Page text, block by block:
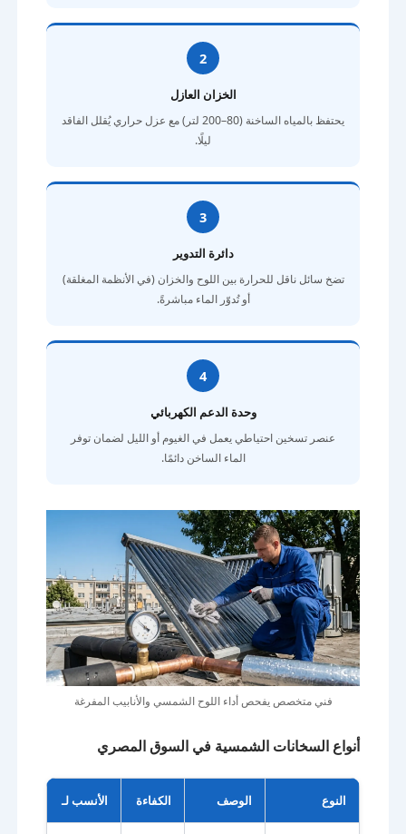
2
الخزان العازل
يحتفظ بالمياه الساخنة (80–200 لتر) مع عزل حراري يُقلل الفاقد
ليلًا.
3
دائرة التدوير
تضخ سائل ناقل للحرارة بين اللوح والخزان (في الأنظمة المغلقة)
أو تُدوّر الماء مباشرةً.
4
وحدة الدعم الكهربائي
عنصر تسخين احتياطي يعمل في الغيوم أو الليل لضمان توفر
الماء الساخن دائمًا.
فني متخصص يفحص أداء اللوح الشمسي والأنابيب المفرغة
أنواع السخانات الشمسية في السوق المصري
النوع الوصف الكفاءة الأنسب لـ